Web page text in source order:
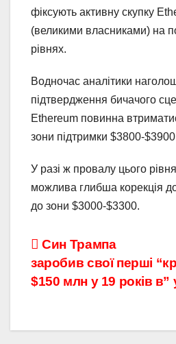
фіксують активну скупку
(великими власниками) на
рівнях.
Водночас аналітики
підтвердження бичачого
Ethereum повинна
зони підтримки $3800-
У разі ж провалу цього
можлива глибша корекція
до зони $3000-$3300.
Навігація
записів
в”
Син Трампа
заробив свої перші
$150 млн у 19 років